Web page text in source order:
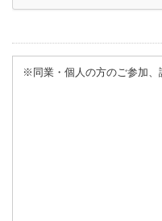
※同業・個人の方のご参加、